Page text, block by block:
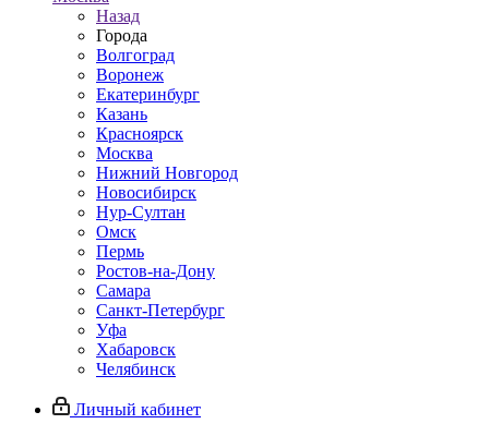
Назад
Города
Волгоград
Воронеж
Екатеринбург
Казань
Красноярск
Москва
Нижний Новгород
Новосибирск
Нур-Султан
Омск
Пермь
Ростов-на-Дону
Самара
Санкт-Петербург
Уфа
Хабаровск
Челябинск
Личный кабинет